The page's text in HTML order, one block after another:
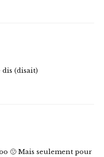
(disait)
🙁 Mais seulement pour